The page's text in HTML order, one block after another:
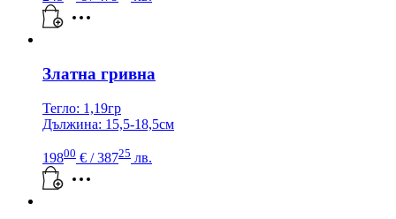
Златна гривна
Тегло: 1,19гр
Дължина: 15,5-18,5см
19800 € / 38725 лв.